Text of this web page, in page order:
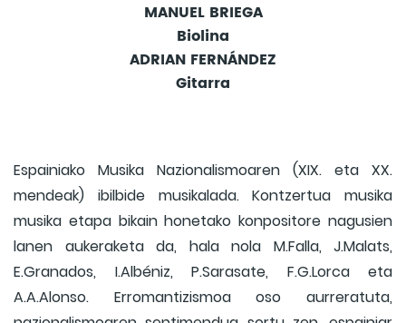
MANUEL BRIEGA
Biolina
ADRIAN FERNÁNDEZ
Gitarra
Espainiako Musika Nazionalismoaren (XIX. eta XX.
mendeak) ibilbide musikalada. Kontzertua musika
musika etapa bikain honetako konpositore nagusien
lanen aukeraketa da, hala nola M.Falla, J.Malats,
E.Granados, I.Albéniz, P.Sarasate, F.G.Lorca eta
A.A.Alonso. Erromantizismoa oso aurreratuta,